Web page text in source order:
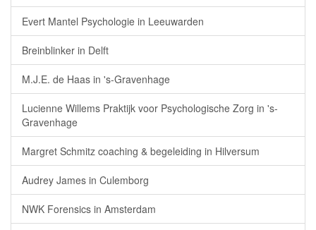
Evert Mantel Psychologie in Leeuwarden
Breinblinker in Delft
M.J.E. de Haas in 's-Gravenhage
Lucienne Willems Praktijk voor Psychologische Zorg in 's-
Gravenhage
Margret Schmitz coaching & begeleiding in Hilversum
Audrey James in Culemborg
NWK Forensics in Amsterdam